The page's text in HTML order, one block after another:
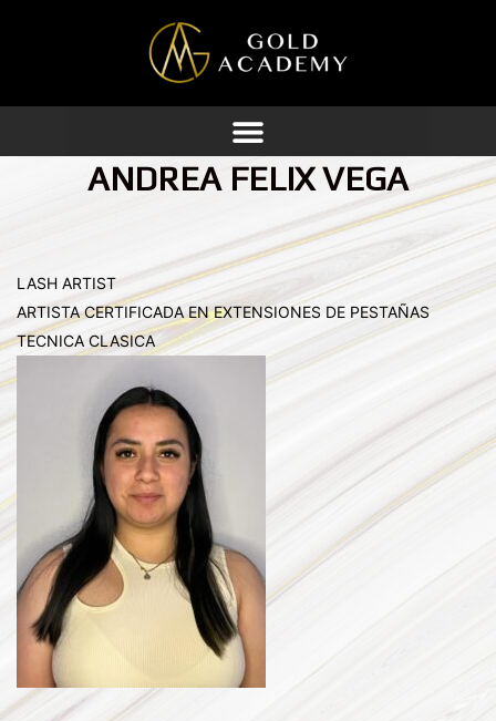
contenido
ANDREA FELIX VEGA
LASH ARTIST
ARTISTA CERTIFICADA EN EXTENSIONES DE PESTAÑAS
TECNICA CLASICA